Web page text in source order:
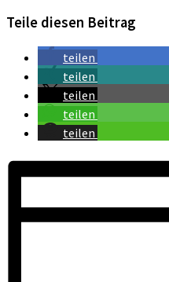
Teile diesen Beitrag
teilen
teilen
teilen
teilen
teilen